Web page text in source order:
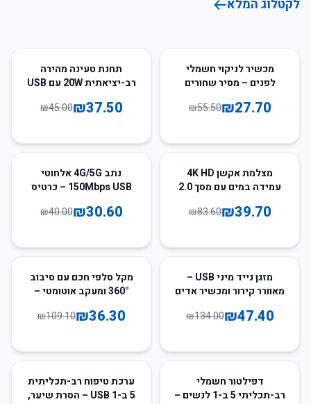
לקטלוג המלא
50מכשיר לניקוי חשמלי
לפנים – מסיר שחורים
₪27.70
₪55.50
תחנת טעינה מהירה
רב-יציאתית 20W עם USB
₪37.50
₪45.00
מצלמת אקשן 4K HD
עמידה במים עם מסך 2.0
₪39.70
₪83.60
נתב 4G/5G אלחוטי
150Mbps USB – כרטיס
רחב
₪30.60
₪40.00
מזגן נייד מיני USB –
מאוורר קירור ומכשיר אדים
₪47.40
₪134.00
67
מקל סלפי חכם עם סיבוב
360° ומעקב אוטומטי –
פנים
₪36.30
₪109.10
דפילטור חשמלי
רב-תכליתי 5 ב-1 לנשים –
68%ערכת טיפוח רב-תכליתית
5 ב-1 USB – הסרת שיער,